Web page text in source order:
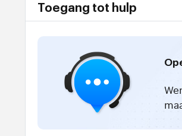
Toegang tot hulp